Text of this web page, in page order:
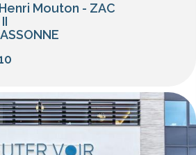
Mouton - ZAC